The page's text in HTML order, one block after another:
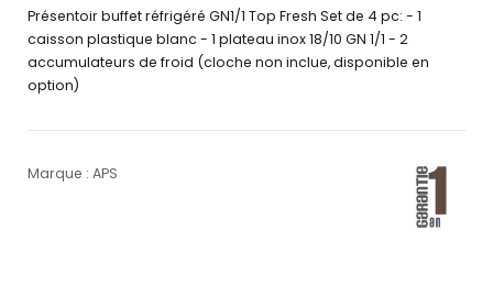
Présentoir buffet réfrigéré GN1/1 Top Fresh Set de 4 pc: - 1
caisson plastique blanc - 1 plateau inox 18/10 GN 1/1 - 2
accumulateurs de froid (cloche non inclue, disponible en
option)
Marque : APS